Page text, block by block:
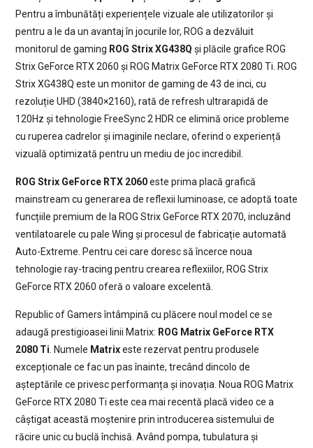
Pentru a îmbunătăți experiențele vizuale ale utilizatorilor și
pentru a le da un avantaj în jocurile lor, ROG a dezvăluit
monitorul de gaming ROG Strix XG438Q și plăcile grafice ROG
Strix GeForce RTX 2060 și ROG Matrix GeForce RTX 2080 Ti. ROG
Strix XG438Q este un monitor de gaming de 43 de inci, cu
rezoluție UHD (3840×2160), rată de refresh ultrarapidă de
120Hz și tehnologie FreeSync 2 HDR ce elimină orice probleme
cu ruperea cadrelor și imaginile neclare, oferind o experiență
vizuală optimizată pentru un mediu de joc incredibil.
ROG Strix GeForce RTX 2060este prima placă grafică
mainstream cu generarea de reflexii luminoase, ce adoptă toate
funcțiile premium de la ROG Strix GeForce RTX 2070, incluzând
ventilatoarele cu pale Wing și procesul de fabricație automată
Auto-Extreme. Pentru cei care doresc să încerce noua
tehnologie ray-tracing pentru crearea reflexiilor, ROG Strix
GeForce RTX 2060 oferă o valoare excelentă.
Republic of Gamers întâmpină cu plăcere noul model ce se
adaugă prestigioasei linii Matrix: ROG Matrix GeForce RTX
2080 Ti. Numele Matrixeste rezervat pentru produsele
excepționale ce fac un pas înainte, trecând dincolo de
așteptările ce privesc performanța și inovația. Noua ROG Matrix
GeForce RTX 2080 Ti este cea mai recentă placă video ce a
câștigat această moștenire prin introducerea sistemului de
răcire unic cu buclă închisă. Având pompa, tubulatura și